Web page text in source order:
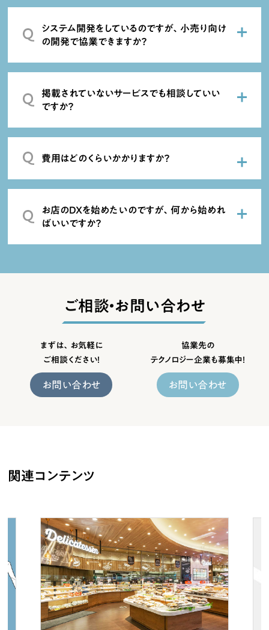
システム開発をしているのですが、小売り向け
の開発で協業できますか？
掲載されていないサービスでも相談していい
ですか？
費用はどのくらいかかりますか？
お店のDXを始めたいのですが、何から始めれ
ばいいですか？
ご相談・お問い合わせ
まずは、お気軽に
ご相談ください！
お問い合わせ
協業先の
テクノロジー企業も募集中！
お問い合わせ
関連コンテンツ